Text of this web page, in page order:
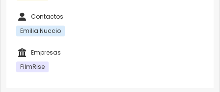
Contactos
Emilia Nuccio
Empresas
FilmRise